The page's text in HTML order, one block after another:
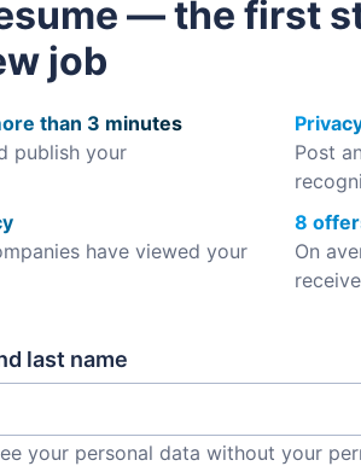
— the first
job
than 3 minutes
publish your
Post
have viewed your
8
On
last name
your personal data without your